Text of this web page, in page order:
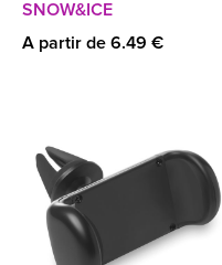
SNOW&ICE
A partir de 6.49 €